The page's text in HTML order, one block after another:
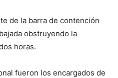
de la barra de contención
obstruyendo la
horas.
fueron los encargados de